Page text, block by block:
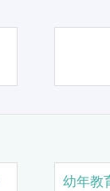
幼年教